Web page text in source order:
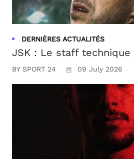
DERNIÈRES ACTUALITÉS
JSK : Le staff technique
BY SPORT 24 09 July 2026